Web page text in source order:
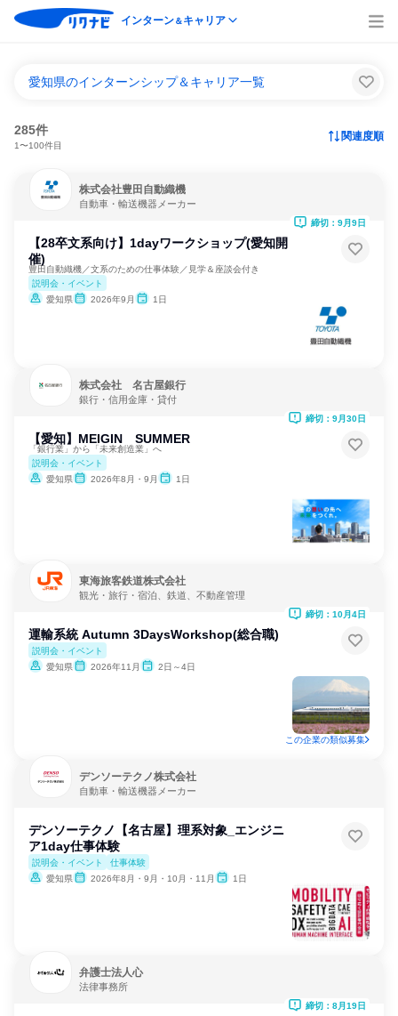
インターン＆キャリア
愛知県のインターンシップ＆キャリア一覧
285件
1〜100件目
関連度順
株式会社豊田自動織機
自動車・輸送機器メーカー
【28卒文系向け】1dayワークショップ(愛知開
催)
豊田自動織機／文系のための仕事体験／見学＆座談会付き
説明会・イベント
愛知県
2026年9月 1日
締切：9月9日
株式会社 名古屋銀行
銀行・信用金庫・貸付
【愛知】MEIGIN SUMMER
「銀行業」から「未来創造業」へ
説明会・イベント
愛知県
2026年8月・9月 1日
締切：9月30日
東海旅客鉄道株式会社
観光・旅行・宿泊、鉄道、不動産管理
運輸系統 Autumn 3DaysWorkshop(総合職)
説明会・イベント
愛知県
2026年11月 2日～4日
締切：10月4日
この企業の類似募集
デンソーテクノ株式会社
自動車・輸送機器メーカー
デンソーテクノ【名古屋】理系対象_エンジニ
ア1day仕事体験
説明会・イベント
仕事体験
愛知県
2026年8月・9月・10月・11月 1日
弁護士法人心
法律事務所
締切：8月19日